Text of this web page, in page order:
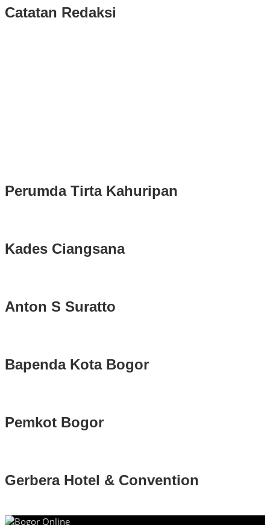
Catatan Redaksi
Perumda Tirta Kahuripan
Kades Ciangsana
Anton S Suratto
Bapenda Kota Bogor
Pemkot Bogor
Gerbera Hotel & Convention